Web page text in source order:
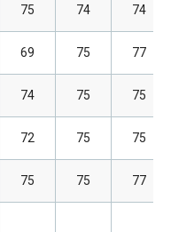
75 74 74
69 75 77
74 75 75
72 75 75
75 75 77